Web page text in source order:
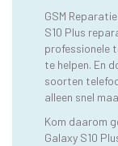
GSM
S10 Plus
professionele
te helpen. En
soorten
alleen snel
Kom daarom
Galaxy S10